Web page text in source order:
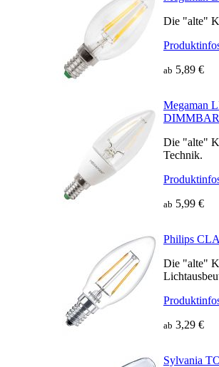
Die "alte"
ab 5,89 €
Megaman
DIMMBAR
Die "alte"
Technik.
ab 5,99 €
Philips
Die "alte"
ab 3,29 €
Sylvania